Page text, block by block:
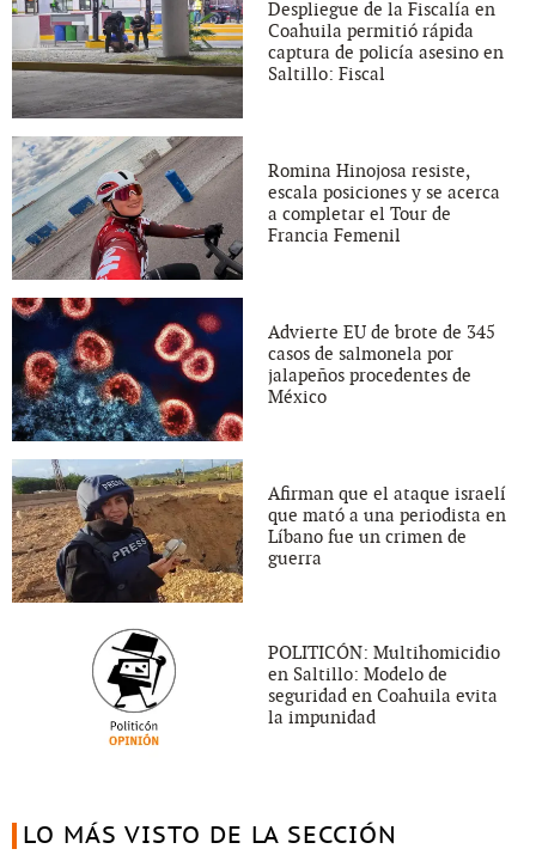
Despliegue de la Fiscalía en
Coahuila permitió rápida
captura de policía asesino en
Saltillo: Fiscal
Romina Hinojosa resiste,
escala posiciones y se acerca
a completar el Tour de
Francia Femenil
Advierte EU de brote de 345
casos de salmonela por
jalapeños procedentes de
México
Afirman que el ataque israelí
que mató a una periodista en
Líbano fue un crimen de
guerra
POLITICÓN: Multihomicidio
en Saltillo: Modelo de
seguridad en Coahuila evita
la impunidad
LO MÁS VISTO DE LA SECCIÓN